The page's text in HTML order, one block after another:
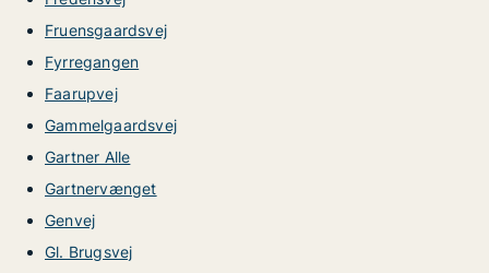
Fruensgaardsvej
Fyrregangen
Faarupvej
Gammelgaardsvej
Gartner Alle
Gartnervænget
Genvej
Gl. Brugsvej